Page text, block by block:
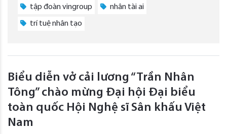
tập đoàn vingroup nhân tài ai
trí tuệ nhân tạo
Biểu diễn vở cải lương “Trần Nhân
Tông” chào mừng Đại hội Đại biểu
toàn quốc Hội Nghệ sĩ Sân khấu Việt
Nam